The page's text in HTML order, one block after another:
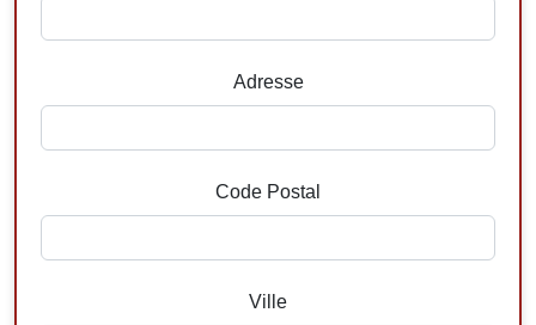
Adresse
Code Postal
Ville